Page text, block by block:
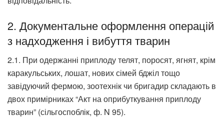
2. Документальне оформлення операцій
з надходження і вибуття тварин
2.1. При одержанні приплоду телят, поросят, ягнят, крім
каракульських, лошат, нових сімей бджіл тощо
завідуючий фермою, зоотехнік чи бригадир складають в
двох примірниках “Акт на оприбуткування приплоду
тварин” (сільгоспоблік, ф. N 95).